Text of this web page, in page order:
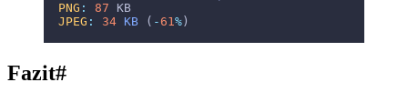
PNG : 87 KB
JPEG : 34 KB ( -61% )
Fazit#